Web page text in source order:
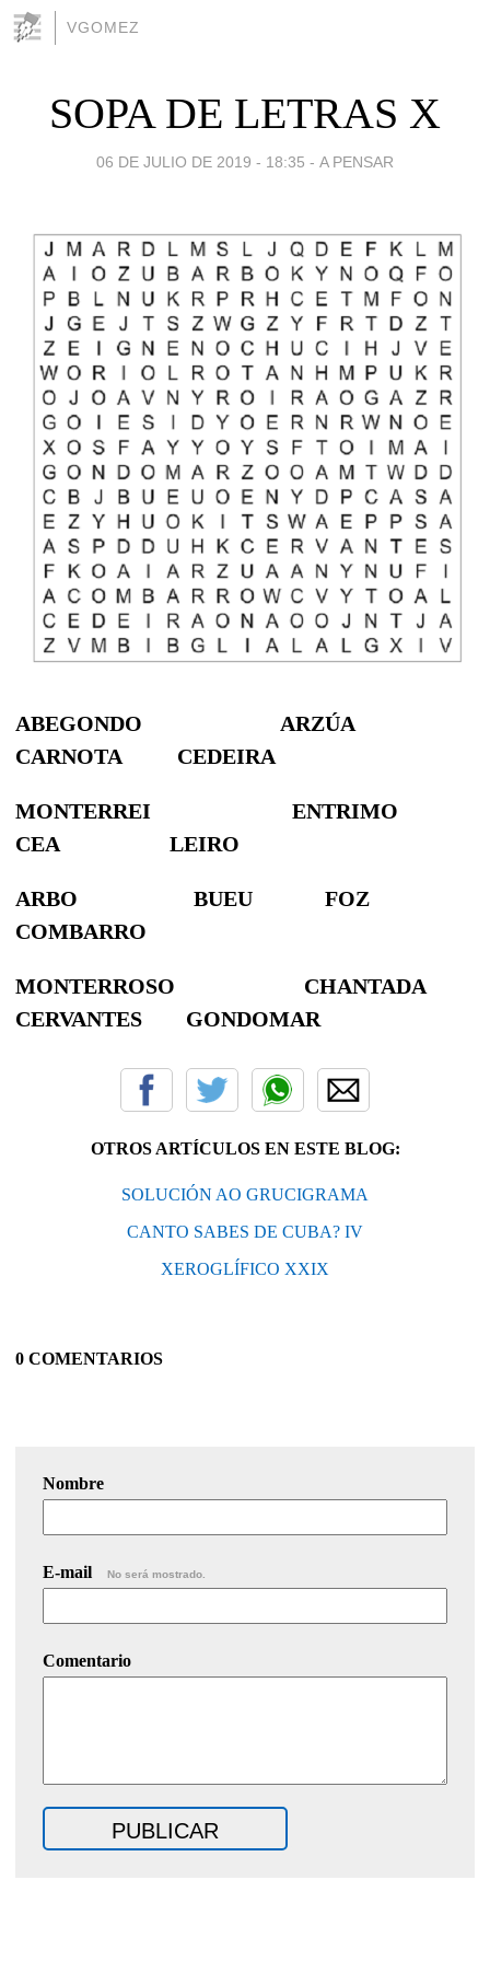
VGOMEZ
SOPA DE LETRAS X
06 DE JULIO DE 2019 - 18:35 - A PENSAR
ABEGONDO ARZÚA
CARNOTA CEDEIRA
MONTERREI ENTRIMO
CEA LEIRO
ARBO BUEU FOZ
COMBARRO
MONTERROSO CHANTADA
CERVANTES GONDOMAR
OTROS ARTÍCULOS EN ESTE BLOG:
SOLUCIÓN AO GRUCIGRAMA
CANTO SABES DE CUBA? IV
XEROGLÍFICO XXIX
0 COMENTARIOS
Nombre
E-mail No será mostrado.
Comentario